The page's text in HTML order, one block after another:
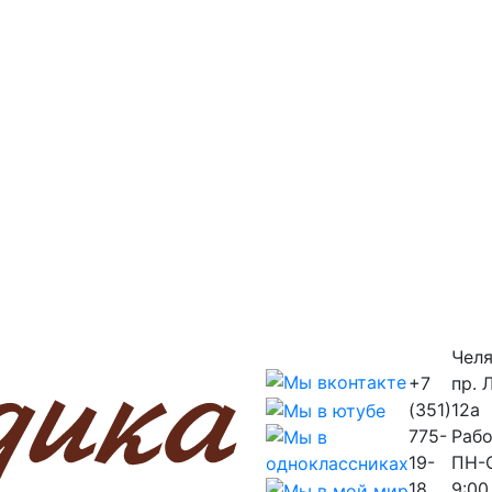
+7
(351)
775-
19-
пр.
12a
ПН-